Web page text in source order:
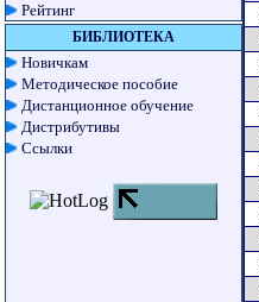
Рейтинг
БИБЛИОТЕКА
Новичкам
Методическое пособие
Дистанционное обучение
Дистрибутивы
Ссылки